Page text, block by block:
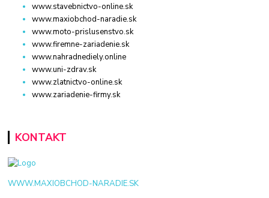
www.stavebnictvo-online.sk
www.maxiobchod-naradie.sk
www.moto-prislusenstvo.sk
www.firemne-zariadenie.sk
www.nahradnediely.online
www.uni-zdrav.sk
www.zlatnictvo-online.sk
www.zariadenie-firmy.sk
KONTAKT
WWW.MAXIOBCHOD-NARADIE.SK